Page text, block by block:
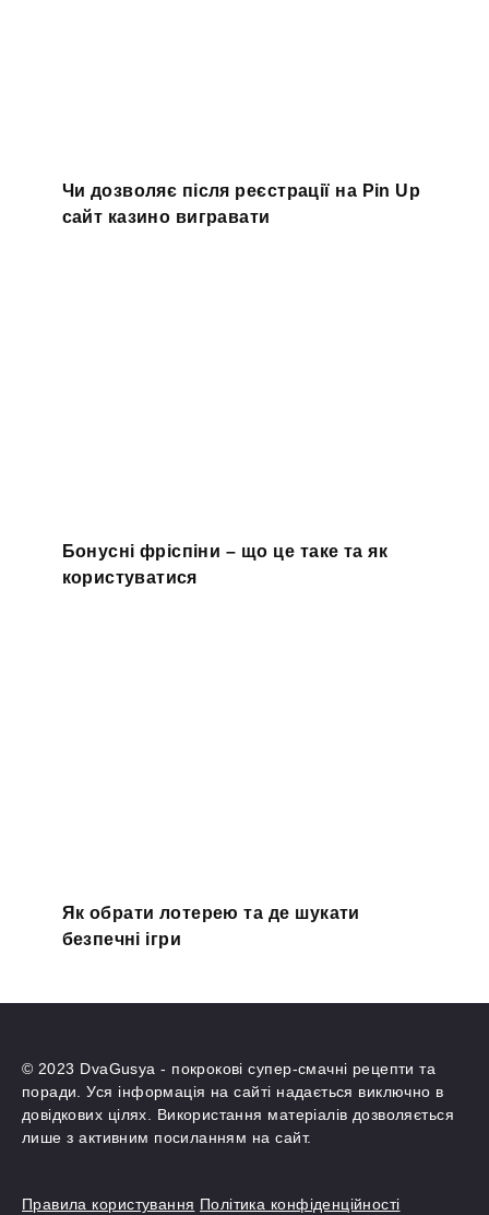
Чи дозволяє після реєстрації на Pin Up
сайт казино вигравати
Бонусні фріспіни – що це таке та як
користуватися
Як обрати лотерею та де шукати
безпечні ігри
© 2023 DvaGusya - покрокові супер-смачні рецепти та
поради. Уся інформація на сайті надається виключно в
довідкових цілях. Використання матеріалів дозволяється
лише з активним посиланням на сайт.
Правила користування Політика конфіденційності